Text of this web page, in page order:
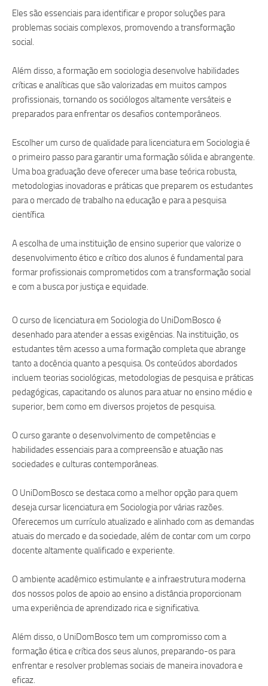
Eles são essenciais para identificar e propor soluções para
problemas sociais complexos, promovendo a transformação
social.
Além disso, a formação em sociologia desenvolve habilidades
críticas e analíticas que são valorizadas em muitos campos
profissionais, tornando os sociólogos altamente versáteis e
preparados para enfrentar os desafios contemporâneos.
Escolher um curso de qualidade para licenciatura em Sociologia é
o primeiro passo para garantir uma formação sólida e abrangente.
Uma boa graduação deve oferecer uma base teórica robusta,
metodologias inovadoras e práticas que preparem os estudantes
para o mercado de trabalho na educação e para a pesquisa
científica
A escolha de uma instituição de ensino superior que valorize o
desenvolvimento ético e crítico dos alunos é fundamental para
formar profissionais comprometidos com a transformação social
e com a busca por justiça e equidade.
O curso de licenciatura em Sociologia do UniDomBosco é
desenhado para atender a essas exigências. Na instituição, os
estudantes têm acesso a uma formação completa que abrange
tanto a docência quanto a pesquisa. Os conteúdos abordados
incluem teorias sociológicas, metodologias de pesquisa e práticas
pedagógicas, capacitando os alunos para atuar no ensino médio e
superior, bem como em diversos projetos de pesquisa.
O curso garante o desenvolvimento de competências e
habilidades essenciais para a compreensão e atuação nas
sociedades e culturas contemporâneas.
O UniDomBosco se destaca como a melhor opção para quem
deseja cursar licenciatura em Sociologia por várias razões.
Oferecemos um currículo atualizado e alinhado com as demandas
atuais do mercado e da sociedade, além de contar com um corpo
docente altamente qualificado e experiente.
O ambiente acadêmico estimulante e a infraestrutura moderna
dos nossos polos de apoio ao ensino a distância proporcionam
uma experiência de aprendizado rica e significativa.
Além disso, o UniDomBosco tem um compromisso com a
formação ética e crítica dos seus alunos, preparando-os para
enfrentar e resolver problemas sociais de maneira inovadora e
eficaz.